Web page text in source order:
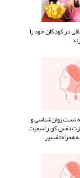
در کودکان خود را
تست روان‌شناسی و
نفس کوپر اسمیت